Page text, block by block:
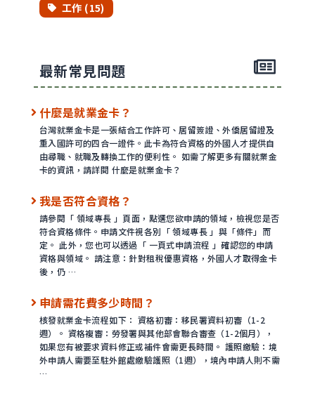
工作 (15)
最新常見問題
什麼是就業金卡？
台灣就業金卡是一張結合工作許可、居留簽證、外僑居留證及
重入國許可的四合一證件。此卡為符合資格的外國人才提供自
由尋職、就職及轉換工作的便利性。 如需了解更多有關就業金
卡的資訊，請詳閱 什麼是就業金卡？
我是否符合資格？
請參閱「 領域專長 」頁面，點選您欲申請的領域，檢視您是否
符合資格條件。申請文件視各別「 領域專長 」與「條件」而
定。 此外，您也可以透過「 一頁式申請流程 」確認您的申請
資格與領域。 請注意：針對租稅優惠資格，外國人才取得金卡
後，仍 …
申請需花費多少時間？
核發就業金卡流程如下： 資格初審：移民署資料初審（1-2
週）。 資格複審：勞發署與其他部會聯合審查（1-2個月），
如果您有被要求資料修正或補件會需更長時間。 護照繳驗：境
外申請人需要至駐外館處繳驗護照（1週），境內申請人則不需
…